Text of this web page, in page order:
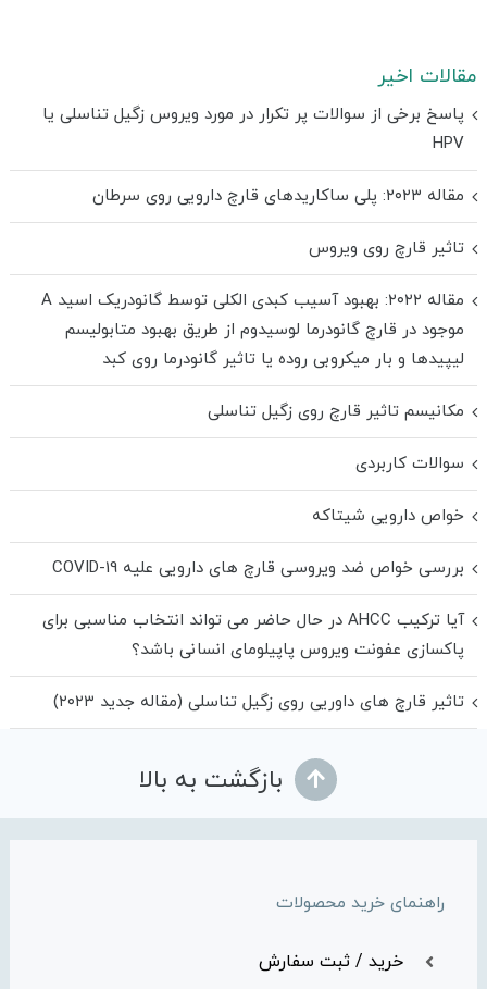
مقالات اخیر
پاسخ برخی از سوالات پر تکرار در مورد ویروس زگیل تناسلی یا
HPV
مقاله ۲۰۲۳: پلی ساکاریدهای قارچ دارویی روی سرطان
تاثیر قارچ روی ویروس
مقاله ۲۰۲۲: بهبود آسیب کبدی الکلی توسط گانودریک اسید A
موجود در قارچ گانودرما لوسیدوم از طریق بهبود متابولیسم
لیپیدها و بار میکروبی روده یا تاثیر گانودرما روی کبد
مکانیسم تاثیر قارچ روی زگیل تناسلی
سوالات کاربردی
خواص دارویی شیتاکه
بررسی خواص ضد ویروسی قارچ های دارویی علیه COVID-19
آیا ترکیب AHCC در حال حاضر می تواند انتخاب مناسبی برای
پاکسازی عفونت ویروس پاپیلومای انسانی باشد؟
تاثیر قارچ های داوریی روی زگیل تناسلی (مقاله جدید ۲۰۲۳)
بازگشت به بالا
راهنمای خرید محصولات
خرید / ثبت سفارش